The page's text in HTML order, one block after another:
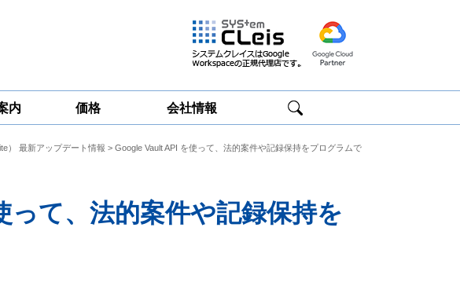
内
Google
Google
Google
価格 会社情報
） 最新アップデート情報 > Google Vault API を使って、法的案件や記録保持をプログラムで
て、法的案件や記録保持を